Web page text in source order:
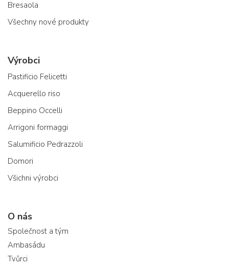
Bresaola
Všechny nové produkty
Výrobci
Pastificio Felicetti
Acquerello riso
Beppino Occelli
Arrigoni formaggi
Salumificio Pedrazzoli
Domori
Všichni výrobci
O nás
Společnost a tým
Ambasádu
Tvůrci